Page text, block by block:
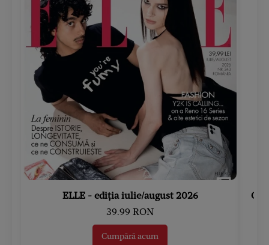
ELLE - ediția iulie/august 2026
39.99 RON
Cumpără acum